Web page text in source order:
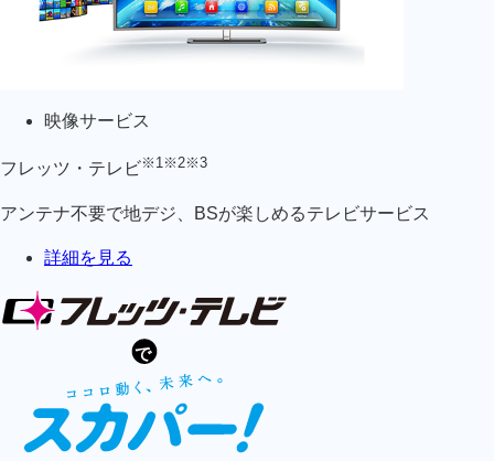
映像サービス
フレッツ・テレビ※1※2※3
アンテナ不要で地デジ、BSが楽しめるテレビサービス
詳細を見る